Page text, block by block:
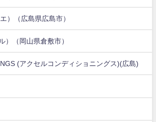
）（広島県広島市）
）（岡山県倉敷市）
(アクセルコンディショニングス)(広島)